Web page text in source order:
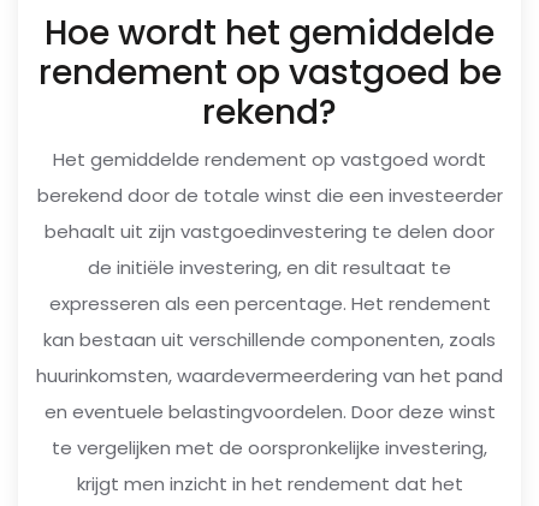
Hoe wordt het gemiddelde
rendement op vastgoed be
rekend?
Het gemiddelde rendement op vastgoed wordt
berekend door de totale winst die een investeerder
behaalt uit zijn vastgoedinvestering te delen door
de initiële investering, en dit resultaat te
expresseren als een percentage. Het rendement
kan bestaan uit verschillende componenten, zoals
huurinkomsten, waardevermeerdering van het pand
en eventuele belastingvoordelen. Door deze winst
te vergelijken met de oorspronkelijke investering,
krijgt men inzicht in het rendement dat het